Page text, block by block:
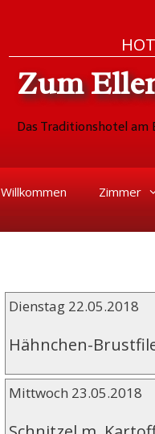
Zum
Das Traditionshotel am
Willkommen Zimmer
Dienstag 22.05.2018
Hähnchen-
Mittwoch 23.05.2018